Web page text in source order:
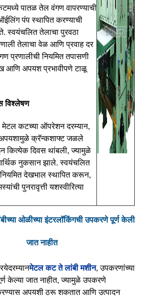
पातळ तेल वंगण वापरण्याची
पंप स्थापित करण्याची
स्वयंचलित तेलाचा पुरवठा
तेलाचा वेळ आणि प्रवाह दर
नियमित तपासणी
आणि अपयश प्रभावीपणे टाळू
विश्लेषण
मेटल कटच्या ऑपरेशन दरम्यान,
अपयशामुळे क्रॅन्कशाफ्ट जळले
कित्येक दिवस थांबली, ज्यामुळे
नुकसान झाले. स्वयंचलित
देखभाल स्थापित करून,
पुनरावृत्ती यशस्वीरित्या
ओळीच्या इंटरलॉकिंगची उपकरणे पूर्ण केली
जात नाहीत
मेटल कट ते लांबी मशीन, उपकरणांच्या
केल्या जात नाहीत, ज्यामुळे उपकरणे
अपयशी ठरू शकतात आणि उत्पादन